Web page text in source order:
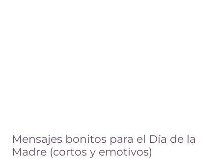
Mensajes bonitos para el Día de la
Madre (cortos y emotivos)